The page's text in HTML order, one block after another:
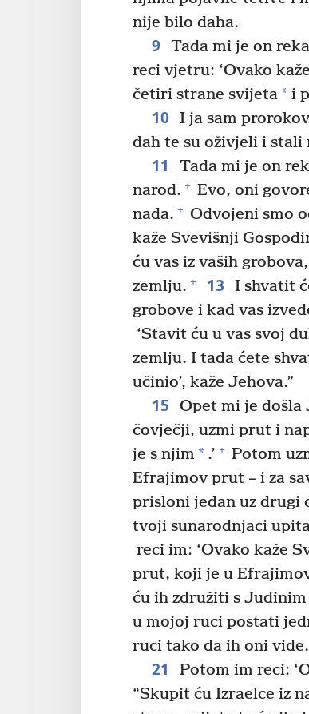
nije bilo daha.
9 Tada mi je on
reci vjetru: ‘Ovako
četiri strane svijeta* i
10 I ja sam
dah te su oživjeli i stali
11
Tada mi je on
narod. + Evo, oni
nada. + Odvojeni smo
kaže Svevišnji
ću vas iz vaših
zemlju. + 13
I shvatit
grobove i kad vas
‘Stavit ću u vas svoj
zemlju. I tada ćete
učinio’, kaže Jehova.”
15 Opet mi je došla
čovječji, uzmi prut i
je s njim * .’ + Potom
Efrajimov prut – i za
prisloni jedan uz drugi
tvoji sunarodnjaci
reci im: ‘Ovako kaže
prut, koji je u
ću ih združiti s
u mojoj ruci postati
ruci tako da ih oni vide.
21
Potom im reci:
“Skupit ću Izraelce iz